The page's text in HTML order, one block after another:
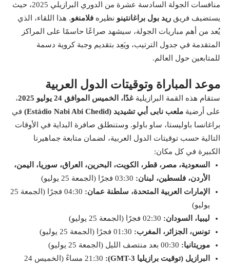
منافسات الجولة السادسة عشرة من الدوري البرازيلي 2025، حيث
يستضيف فريق ريد بول براغانتينو نظيره فلامنغو. هذا اللقاء، الذي
يُعد من أهم مباريات الجولة، سيشهد صراعًا حاسمًا على المراكز
المتقدمة في جدول الترتيب، ويَعِد بتقديم وجبة كروية دسمة
للمتابعين حول العالم.
موعد المباراة وتوقيتات الدول العربية
ستقام هذه القمة البرازيلية غدًا، الخميس الموافق 24 يوليو 2025
،
على أرضية ملعب نابى أبي تشيديد (Estádio Nabi Abi Chedid)
في
براغانسا باوليستا، ساو باولو. وستنطلق صافرة البداية في الأوقات
التالية حسب توقيتات الدول العربية، لضمان متابعة جماهيرنا
الكبيرة في كل مكان:
السعودية، مصر، قطر، الكويت، البحرين، العراق، سوريا، اليمن،
الأردن، فلسطين، لبنان:
الإمارات العربية المتحدة، سلطنة عمان:
04:30 فجرًا (الجمعة 25
يوليو)
ليبيا، السودان:
تونس، الجزائر، المغرب:
موريتانيا:
البرازيل (توقيت برازيليا GMT-3):
21:30 مساءً (الخميس 24